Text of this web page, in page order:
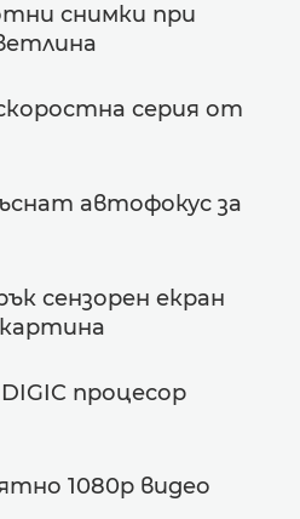
снимки при
серия от
автофокус за
сензорен екран
картина
процесор
1080p видео